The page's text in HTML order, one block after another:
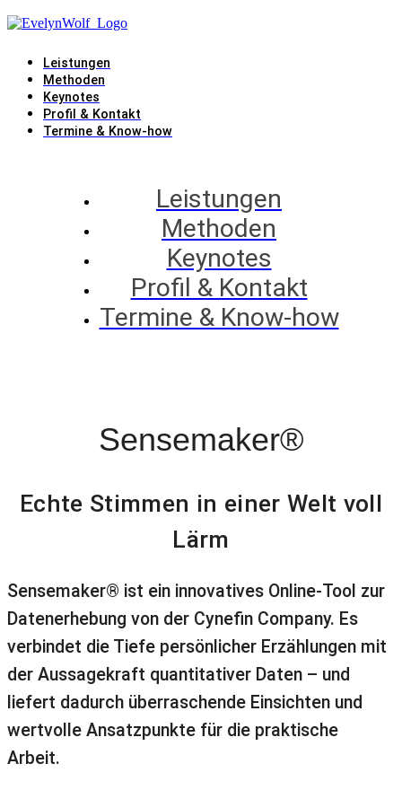
Leistungen
Methoden
Keynotes
Profil & Kontakt
Termine & Know-how
Leistungen
Methoden
Keynotes
Profil & Kontakt
Termine & Know-how
Sensemaker®
Echte Stimmen in einer Welt voll
Lärm
Sensemaker® ist ein innovatives Online-Tool zur
Datenerhebung von der Cynefin Company. Es
verbindet die Tiefe persönlicher Erzählungen mit
der Aussagekraft quantitativer Daten – und
liefert dadurch überraschende Einsichten und
wertvolle Ansatzpunkte für die praktische
Arbeit.